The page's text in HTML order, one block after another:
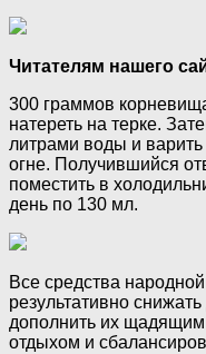
Читателям нашего
300 граммов
натереть на терке.
литрами воды и
огне. Получившийся
поместить в
день по 130 мл.
Все средства
результативно
дополнить их
отдыхом и